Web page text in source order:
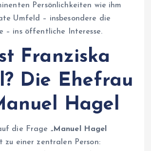
Persönlichkeiten wie ihm
Umfeld – insbesondere die
– ins öffentliche Interesse.
Franziska
Die Ehefrau
Hagel
die Frage „Manuel Hagel
zu einer zentralen Person: